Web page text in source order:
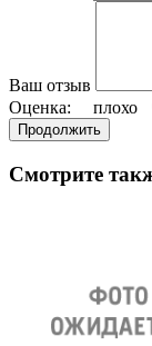
Ваш отзыв
Оценка: плохо
Продолжить
Смотрите